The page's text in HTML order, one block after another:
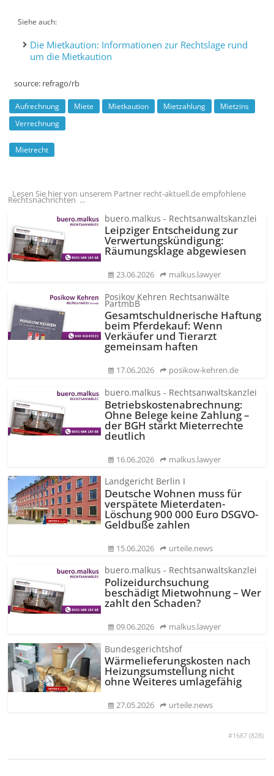
Siehe auch
Die Mietkaution: Informationen zur Rechtslage rund
um die Mietkaution
source: refrago/rb
Aufrechnung Miete Mietkaution Mietzahlung
Mietzins
Verrechnung
Mietrecht
#1687 (828)
Lesen Sie hier von unserem Partner recht-aktuell.de empfohlene
Rechtsnachrichten ...
buero.malkus - Rechtsanwaltskanzlei
Leipziger Entscheidung zur
Verwertungs­kündigung:
Räumungsklage abgewiesen
23.06.2026 malkus.lawyer
Posikov Kehren Rechtsanwälte
PartmbB
Gesamtschuld­nerische Haftung
beim Pferdekauf: Wenn
Verkäufer und Tierarzt
gemeinsam haften
17.06.2026 posikow-kehren.de
buero.malkus - Rechtsanwaltskanzlei
Betriebskos­tenabrechnung:
Ohne Belege keine Zahlung –
der BGH stärkt Mieterrechte
deutlich
16.06.2026 malkus.lawyer
Landgericht Berlin I
Deutsche Wohnen muss für
verspätete Mieterdaten-
Löschung 900 000 Euro DSGVO-
Geldbuße zahlen
15.06.2026 urteile.news
buero.malkus - Rechtsanwaltskanzlei
Polizeidurchsuchung
beschädigt Mietwohnung – Wer
zahlt den Schaden?
09.06.2026 malkus.lawyer
Bundesgerichtshof
Wärmeliefe­rungskosten nach
Heizungsumstellung nicht
ohne Weiteres umlagefähig
27.05.2026 urteile.news